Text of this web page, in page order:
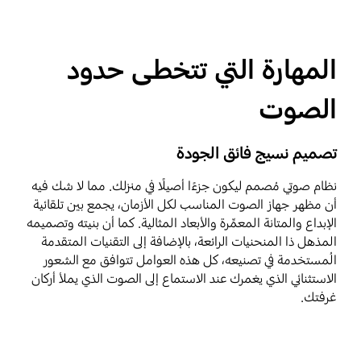
المهارة التي تتخطى حدود
الصوت
تصميم نسيج فائق الجودة
نظام صوتي مُصمم ليكون جزءًا أصيلًا في منزلك. مما لا شك فيه
أن مظهر جهاز الصوت المناسب لكل الأزمان، يجمع بين تلقائية
الإبداع والمتانة المعمِّرة والأبعاد المثالية. كما أن بنيته وتصميمه
المذهل ذا المنحنيات الرائعة، بالإضافة إلى التقنيات المتقدمة
المُستخدمة في تصنيعه، كل هذه العوامل تتوافق مع الشعور
الاستثنائي الذي يغمرك عند الاستماع إلى الصوت الذي يملأ أركان
غرفتك.